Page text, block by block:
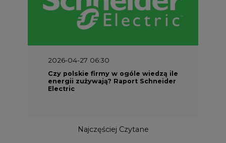
2026-04-27 06:30
Czy polskie firmy w ogóle wiedzą ile
energii zużywają? Raport Schneider
Electric
Najczęściej Czytane